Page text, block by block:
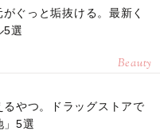
ぐっと垢抜ける。最新く
5選
Beauty
るやつ。ドラッグストアで
」5選